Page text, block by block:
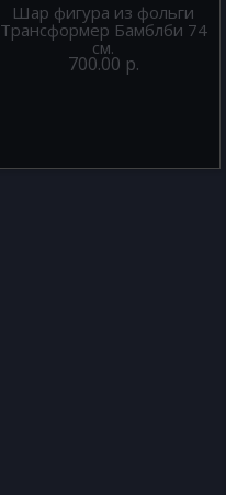
Шар фигура из фольги
Трансформер Бамблби 74
см.
700.00 р.